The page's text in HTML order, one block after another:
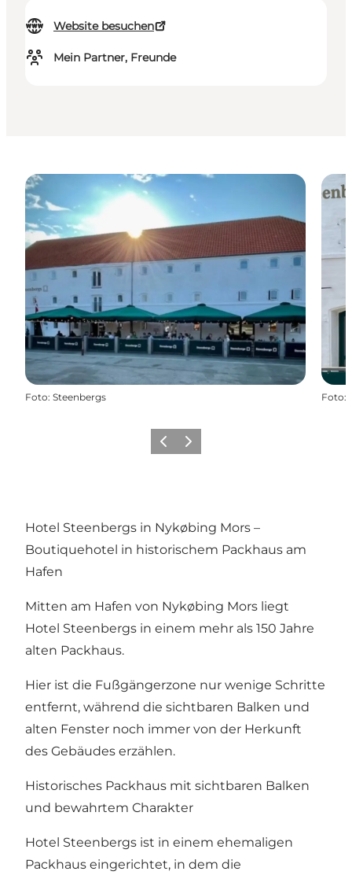
Website besuchen
Mein Partner, Freunde
Foto: Steenbergs Foto:
Vorherige Folie
Nächste Folie
Hotel Steenbergs in Nykøbing Mors –
Boutiquehotel in historischem Packhaus am
Hafen
Mitten am Hafen von Nykøbing Mors liegt
Hotel Steenbergs in einem mehr als 150 Jahre
alten Packhaus.
Hier ist die Fußgängerzone nur wenige Schritte
entfernt, während die sichtbaren Balken und
alten Fenster noch immer von der Herkunft
des Gebäudes erzählen.
Historisches Packhaus mit sichtbaren Balken
und bewahrtem Charakter
Hotel Steenbergs ist in einem ehemaligen
Packhaus eingerichtet, in dem die